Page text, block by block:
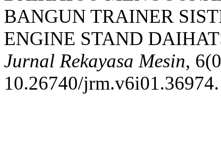
BANGUN TRAINER
ENGINE STAND
Jurnal Rekayasa Mesin,
10.26740/jrm.v6i01.36974.